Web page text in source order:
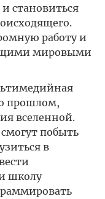
становиться
работу и
мировыми
прошлом,
вселенной.
побыть
в
школу